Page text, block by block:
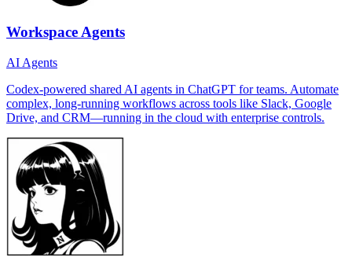
Workspace Agents
AI Agents
Codex-powered shared AI agents in ChatGPT for teams. Automate
complex, long-running workflows across tools like Slack, Google
Drive, and CRM—running in the cloud with enterprise controls.